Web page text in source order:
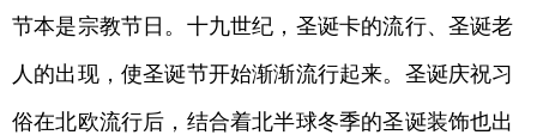
节本是宗教节日。十九世纪，圣诞卡的流行、圣诞老
人的出现，使圣诞节开始渐渐流行起来。圣诞庆祝习
俗在北欧流行后，结合着北半球冬季的圣诞装饰也出